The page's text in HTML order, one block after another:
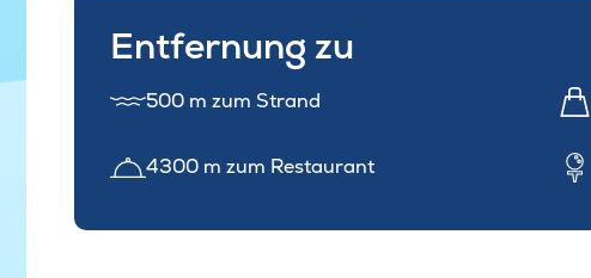
Entfernung zu
500 m zum Strand
4300 m zum Restaurant